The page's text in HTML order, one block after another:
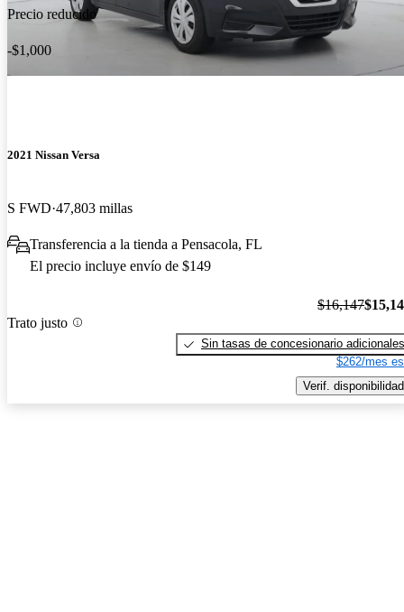
Precio reducido
-$1,000
2021 Nissan Versa
S FWD 47,803 millas
Transferencia a la tienda a Pensacola, FL
El precio incluye envío de $149
Trato justo
$16,147
Sin tasas de concesionario adicionales
$262/mes
Verif. disponibilidad